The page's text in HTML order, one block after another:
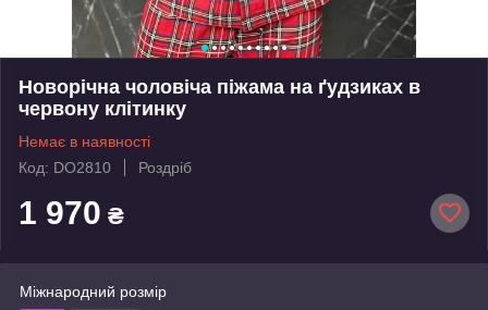
Новорічна чоловіча піжама на ґудзиках в
червону клітинку
Немає в наявності
Код: DO2810
Роздріб
1 970 ₴
Міжнародний розмір